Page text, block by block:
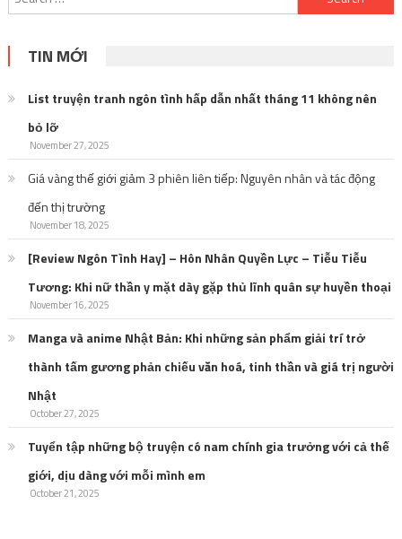
for:
TIN MỚI
List truyện tranh ngôn tình hấp dẫn nhất tháng 11 không nên
bỏ lỡ
November 27, 2025
Giá vàng thế giới giảm 3 phiên liên tiếp: Nguyên nhân và tác động
đến thị trường
November 18, 2025
[Review Ngôn Tình Hay] – Hôn Nhân Quyền Lực – Tiễu Tiễu
Tương: Khi nữ thần y mặt dày gặp thủ lĩnh quân sự huyền thoại
November 16, 2025
Manga và anime Nhật Bản: Khi những sản phẩm giải trí trở
thành tấm gương phản chiếu văn hoá, tinh thần và giá trị người
Nhật
October 27, 2025
Tuyển tập những bộ truyện có nam chính gia trưởng với cả thế
giới, dịu dàng với mỗi mình em
October 21, 2025